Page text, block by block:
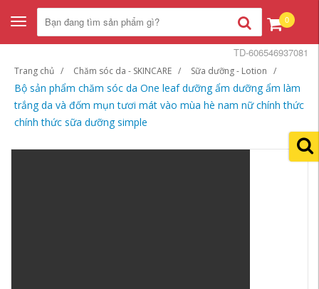
Toggle
navigation
0
Trang chủ Chăm sóc da - SKINCARE Sữa dưỡng - Lotion
Bộ sản phẩm chăm sóc da One leaf dưỡng ẩm dưỡng ẩm làm
trắng da và đốm mụn tươi mát vào mùa hè nam nữ chính thức
chính thức sữa dưỡng simple
TD-606546937081